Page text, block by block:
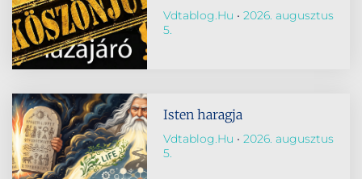
Vdtablog.hu
2026. augusztus
5.
Isten haragja
Vdtablog.hu
2026. augusztus
5.